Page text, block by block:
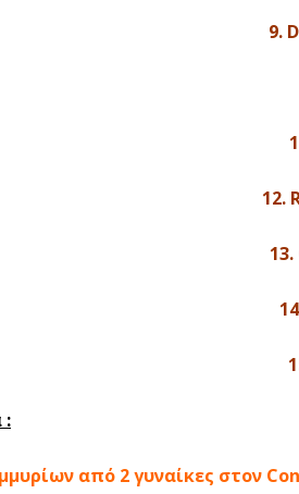
9.
12.
:
από 2 γυναίκες στον